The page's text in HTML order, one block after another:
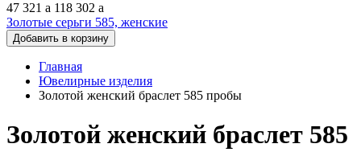
47 321 a 118 302 a
Золотые серьги 585, женские
Добавить в корзину
Главная
Ювелирные изделия
Золотой женский браслет 585 пробы
Золотой женский браслет 585